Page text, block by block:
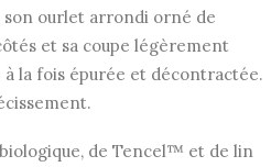
ourlet arrondi orné de
et sa coupe légèrement
la fois épurée et décontractée.
de Tencel™ et de lin